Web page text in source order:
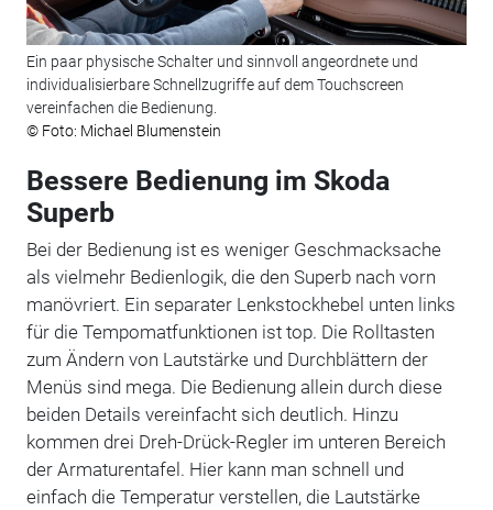
Ein paar physische Schalter und sinnvoll angeordnete und
individualisierbare Schnellzugriffe auf dem Touchscreen
vereinfachen die Bedienung.
© Foto: Michael Blumenstein
Bessere Bedienung im Skoda
Superb
Bei der Bedienung ist es weniger Geschmacksache
als vielmehr Bedienlogik, die den Superb nach vorn
manövriert. Ein separater Lenkstockhebel unten links
für die Tempomatfunktionen ist top. Die Rolltasten
zum Ändern von Lautstärke und Durchblättern der
Menüs sind mega. Die Bedienung allein durch diese
beiden Details vereinfacht sich deutlich. Hinzu
kommen drei Dreh-Drück-Regler im unteren Bereich
der Armaturentafel. Hier kann man schnell und
einfach die Temperatur verstellen, die Lautstärke